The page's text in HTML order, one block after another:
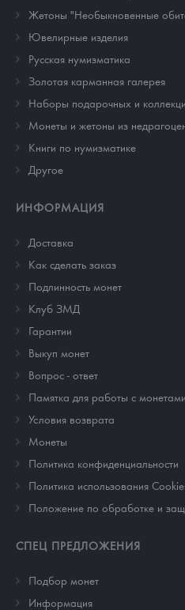
Жетоны "Необыкновенные
Ювелирные изделия
Русская нумизматика
Золотая карманная галерея
Наборы подарочных и
Монеты и жетоны из
Книги по нумизматике
Другое
ИНФОРМАЦИЯ
Доставка
Как сделать заказ
Подлинность монет
Клуб ЗМД
Гарантии
Выкуп монет
Вопрос - ответ
Памятка для работы с
Условия возврата
Монеты
Политика конфиденциальности
Политика использования
Положение по обработке и
СПЕЦ ПРЕДЛОЖЕНИЯ
Подбор монет
Информация